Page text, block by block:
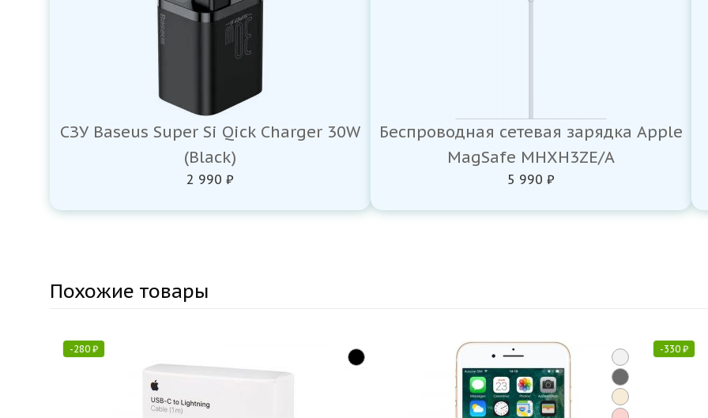
СЗУ Baseus Super Si Qick Charger 30W
(Black)
2 990 ₽
Беспроводная сетевая зарядка Apple
MagSafe MHXH3ZE/A
5 990 ₽
Похожие товары
-280₽ -330₽